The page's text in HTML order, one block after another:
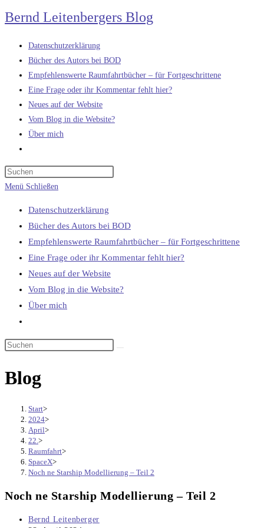
Zum
Inhalt
springen
Bernd Leitenbergers Blog
Datenschutzerklärung
Bücher des Autors bei BOD
Empfehlenswerte Raumfahrtbücher – für Fortgeschrittene
Eine Frage oder ihr Kommentar fehlt hier?
Neues auf der Website
Vom Blog in die Website?
Über mich
umschalten
Menü Schließen
Datenschutzerklärung
Bücher des Autors bei BOD
Empfehlenswerte Raumfahrtbücher – für Fortgeschrittene
Eine Frage oder ihr Kommentar fehlt hier?
Neues auf der Website
Vom Blog in die Website?
Über mich
umschalten
Blog
Start>
2024>
April>
22. >
Raumfahrt>
SpaceX>
Noch ne Starship Modellierung – Teil 2
Noch ne Starship Modellierung – Teil 2
Beitrags-
Bernd Leitenberger